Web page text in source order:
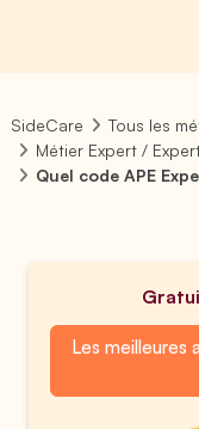
SideCare
Tous les
Métier Expert /
Quel code APE
Les meilleures